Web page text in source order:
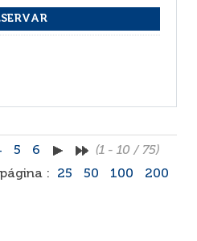
5 6
(1 - 10 / 75)
:
25 50 100 200